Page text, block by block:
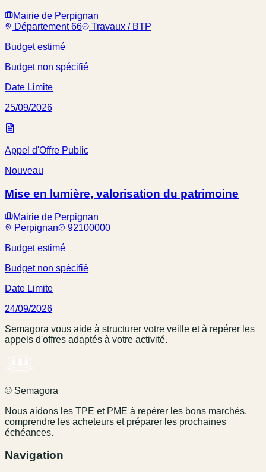
Mairie de Perpignan
Département 66
Travaux / BTP
Budget estimé
Budget non spécifié
Date Limite
25/09/2026
Appel d'Offre Public
Nouveau
Mise en lumière, valorisation du patrimoine
Mairie de Perpignan
Perpignan
92100000
Budget estimé
Budget non spécifié
Date Limite
24/09/2026
Semagora vous aide à structurer votre veille et à repérer les
appels d'offres adaptés à votre activité.
© Semagora
Nous aidons les TPE et PME à repérer les bons marchés,
comprendre les acheteurs et préparer les prochaines
échéances.
Navigation